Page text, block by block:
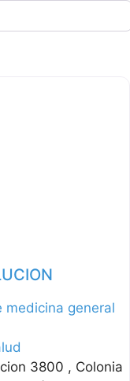
medicina general
3800 , Colonia